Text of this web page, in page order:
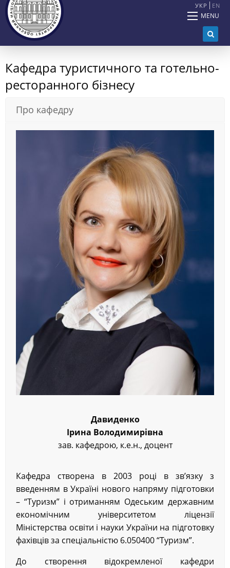
УКР EN
MENU
Кафедра туристичного та готельно-
ресторанного бізнесу
Про кафедру
Давиденко
Ірина Володимирівна
зав. кафедрою, к.е.н., доцент
Кафедра створена в 2003 році в зв’язку з
введенням в Україні нового напряму підготовки
– “Туризм” і отриманням Одеським державним
економічним університетом ліцензії
Міністерства освіти і науки України на підготовку
фахівців за спеціальністю 6.050400 “Туризм”.
До створення відокремленої кафедри